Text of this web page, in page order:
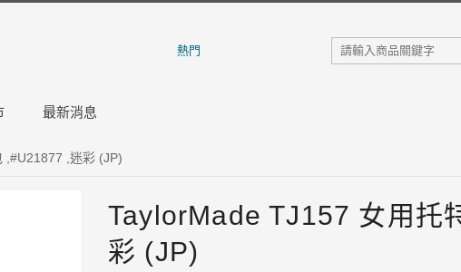
熱門
最新消息
,#U21877 ,迷彩 (JP)
TaylorMade TJ157 女用托
彩 (JP)